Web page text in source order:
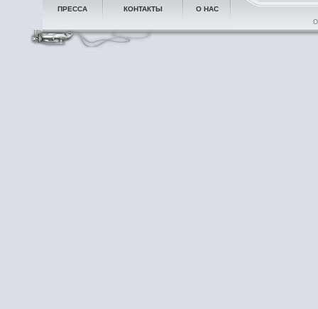
ПРЕССА КОНТАКТЫ О НАС